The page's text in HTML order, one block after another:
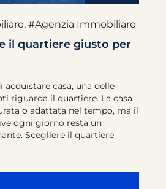
, #Agenzia Immobiliare
il quartiere giusto per
acquistare casa, una delle
riguarda il quartiere. La casa
o adattata nel tempo, ma il
ogni giorno resta un
Scegliere il quartiere